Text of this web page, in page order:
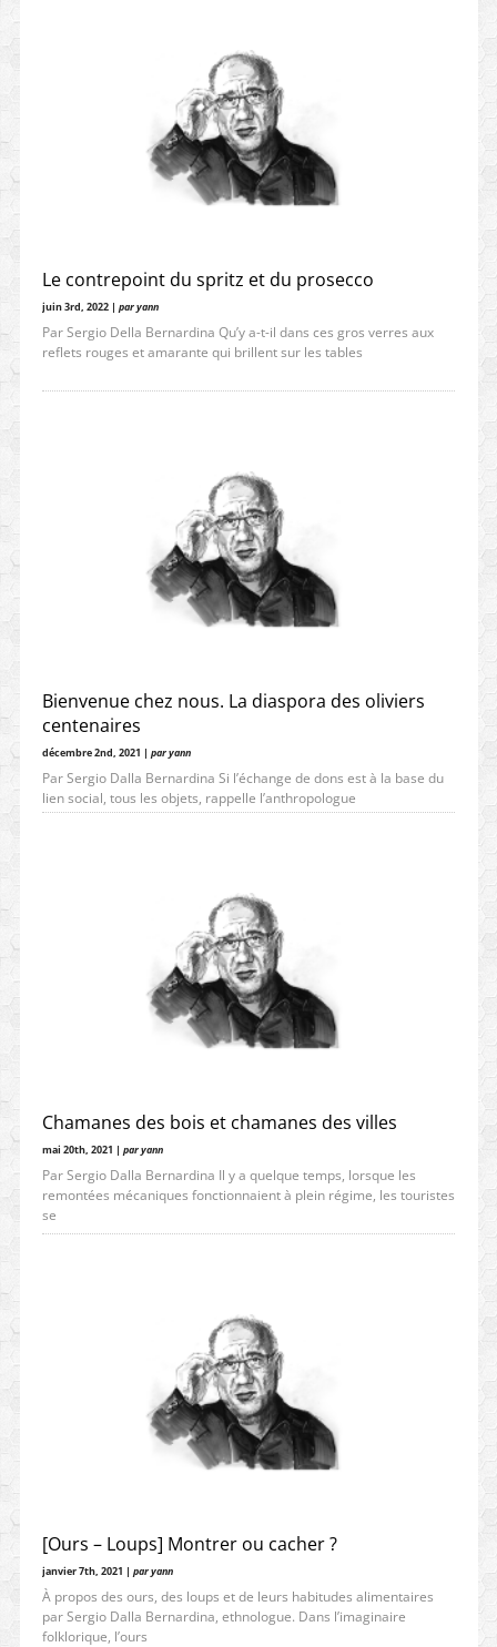
Le contrepoint du spritz et du prosecco
juin 3rd, 2022 | par yann
Par Sergio Della Bernardina Qu’y a-t-il dans ces gros verres aux
reflets rouges et amarante qui brillent sur les tables
Bienvenue chez nous. La diaspora des oliviers
centenaires
décembre 2nd, 2021 | par yann
Par Sergio Dalla Bernardina Si l’échange de dons est à la base du
lien social, tous les objets, rappelle l’anthropologue
Chamanes des bois et chamanes des villes
mai 20th, 2021 | par yann
Par Sergio Dalla Bernardina Il y a quelque temps, lorsque les
remontées mécaniques fonctionnaient à plein régime, les touristes
se
[Ours – Loups] Montrer ou cacher ?
janvier 7th, 2021 | par yann
À propos des ours, des loups et de leurs habitudes alimentaires
par Sergio Dalla Bernardina, ethnologue. Dans l’imaginaire
folklorique, l’ours